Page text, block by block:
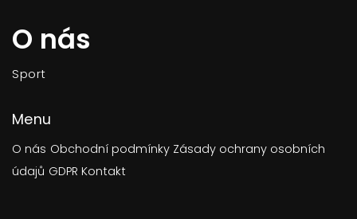
O nás
Sport
Menu
O nás Obchodní podmínky Zásady ochrany osobních
údajů GDPR Kontakt